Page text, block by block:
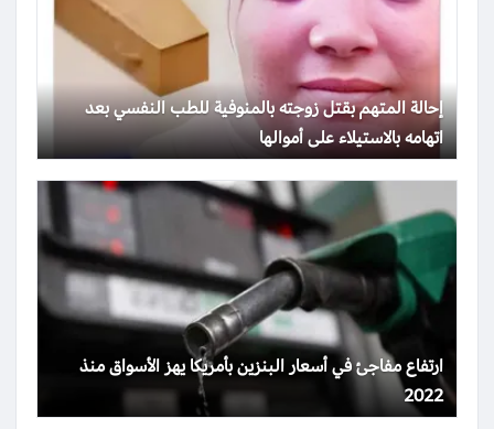
إحالة المتهم بقتل زوجته بالمنوفية للطب النفسي بعد
اتهامه بالاستيلاء على أموالها
ارتفاع مفاجئ في أسعار البنزين بأمريكا يهز الأسواق منذ
2022